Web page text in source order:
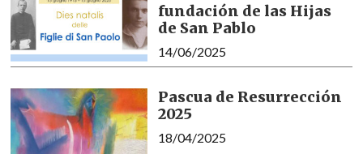
fundación de las Hijas
de San Pablo
14/06/2025
Pascua de Resurrección
2025
18/04/2025